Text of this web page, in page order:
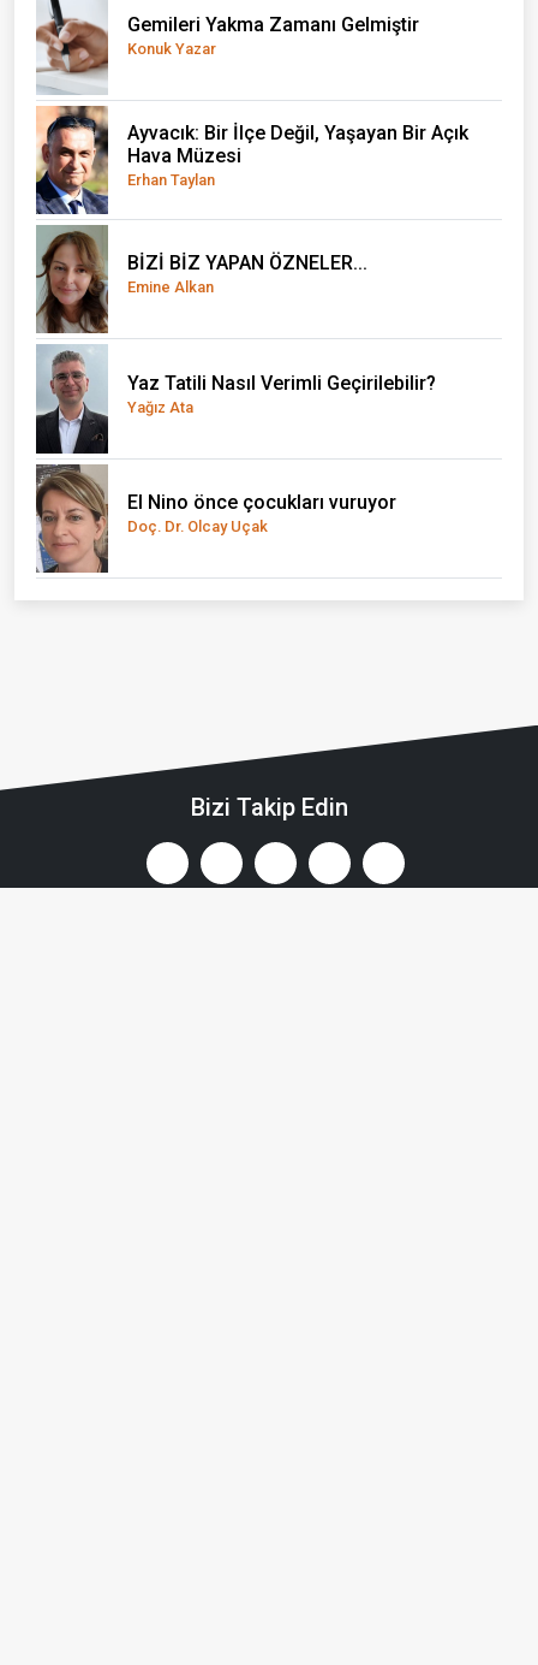
Gemileri Yakma Zamanı Gelmiştir
Konuk Yazar
Ayvacık: Bir İlçe Değil, Yaşayan Bir Açık
Hava Müzesi
Erhan Taylan
BİZİ BİZ YAPAN ÖZNELER...
Emine Alkan
Yaz Tatili Nasıl Verimli Geçirilebilir?
Yağız Ata
El Nino önce çocukları vuruyor
Doç. Dr. Olcay Uçak
Bizi Takip Edin